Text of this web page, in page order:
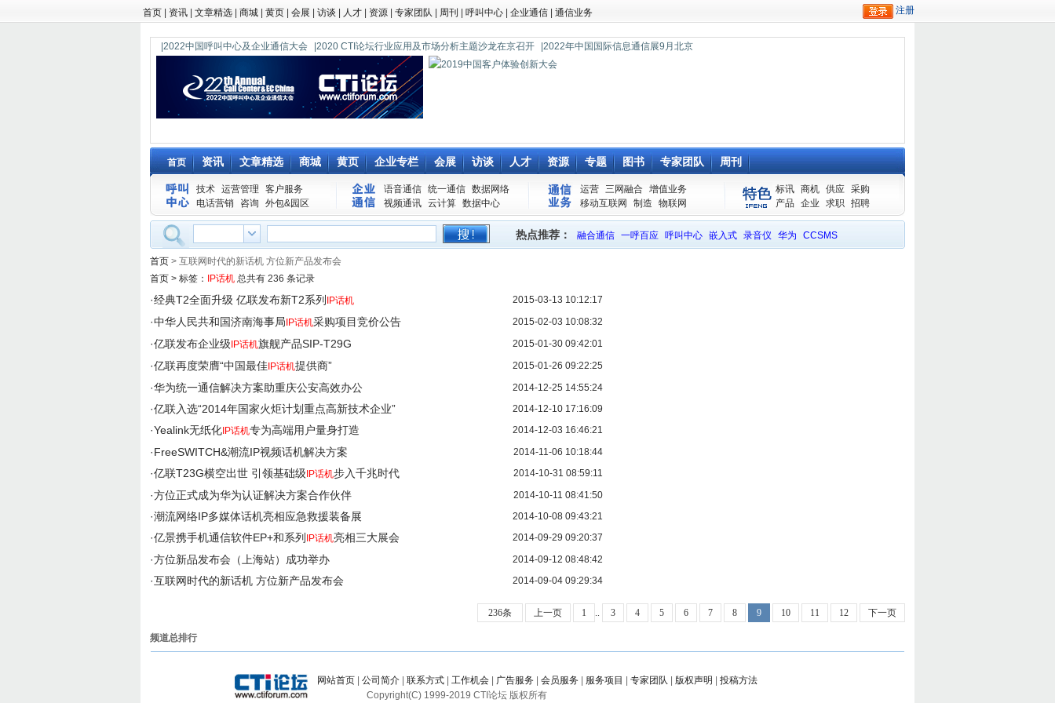
首页 资讯 文章精选 商城 黄页 会展 访谈 人才 资源 专家团队 周刊 呼叫中心 企业通信 通信业务
|2022中国呼叫中心及企业通信大会 |2020 CTI论坛行业应用及市场分析主题沙龙在京召开 |2022年中国国际信息通信展9月北京
首页 资讯 文章精选 商城 黄页 企业专栏 会展 访谈 人才 资源 专题 图书 专家团队 周刊
技术 运营管理
客户服务
电话营销
咨询 外包&园区
语音通信 统一通信 数据网络
视频通讯 云计算 数据中心
运营 三网融合 增值业务
移动互联网
制造 物联网
标讯 商机 供应 采购
产品 企业 求职 招聘
热点推荐： 融合通信 一呼百应 呼叫中心 嵌入式 录音仪 华为 CCSMS
首页 > 互联网时代的新话机 方位新产品发布会
首页 > 标签： IP话机 总共有 236 条记录
2015-03-13 10:12:17
·经典T2全面升级 亿联发布新T2系列 IP话机
2015-02-03 10:08:32
·中华人民共和国济南海事局 IP话机采购项目竞价公告
2015-01-30 09:42:01
·亿联发布企业级 IP话机旗舰产品SIP-T29G
2015-01-26 09:22:25
·亿联再度荣膺“中国最佳 IP话机提供商”
2014-12-25 14:55:24
·华为统一通信解决方案助重庆公安高效办公
2014-12-10 17:16:09
·亿联入选“2014年国家火炬计划重点高新技术企业”
2014-12-03 16:46:21
·Yealink无纸化 IP话机专为高端用户量身打造
2014-11-06 10:18:44
·FreeSWITCH&潮流IP视频话机解决方案
2014-10-31 08:59:11
·亿联T23G横空出世 引领基础级 IP话机步入千兆时代
2014-10-11 08:41:50
·方位正式成为华为认证解决方案合作伙伴
2014-10-08 09:43:21
·潮流网络IP多媒体话机亮相应急救援装备展
2014-09-29 09:20:37
·亿景携手机通信软件EP+和系列 IP话机亮相三大展会
2014-09-12 08:48:42
·方位新品发布会（上海站）成功举办
2014-09-04 09:29:34
·互联网时代的新话机 方位新产品发布会
236条 上一页 1 .. 3 4 5 6 7 8 9 10 11 12 下一页
频道总排行
网站首页 公司简介 联系方式 工作机会 广告服务 会员服务 服务项目 专家团队 版权声明
投稿方法
Copyright(C) 1999-2019 CTI论坛 版权所有